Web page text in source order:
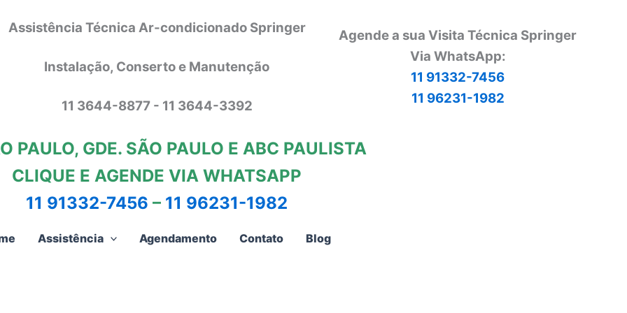
Assistência Técnica Ar-condicionado Springer
Instalação, Conserto e Manutenção
11 3644-8877 - 11 3644-3392
Agende a sua Visita Técnica Springer
Via WhatsApp:
11 91332-7456
11 96231-1982
PAULO, GDE. SÃO PAULO E ABC PAULISTA
CLIQUE E AGENDE VIA WHATSAPP
11 91332-7456 – 11 96231-1982
Assistência Agendamento Contato Blog